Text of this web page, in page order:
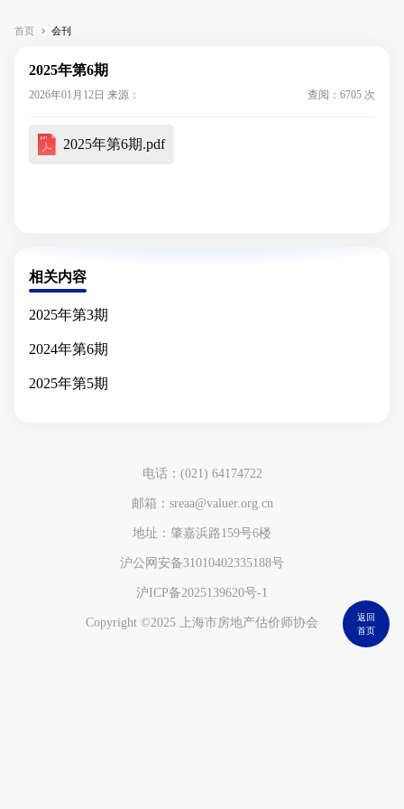
首页 会刊
2025年第6期
2026年01月12日 来源： 查阅：6705 次
2025年第6期.pdf
相关内容
2025年第3期
2024年第6期
2025年第5期
电话：(021) 64174722
邮箱：sreaa@valuer.org.cn
地址：肇嘉浜路159号6楼
沪公网安备31010402335188号
沪ICP备2025139620号-1
Copyright ©2025 上海市房地产估价师协会
返回
首页